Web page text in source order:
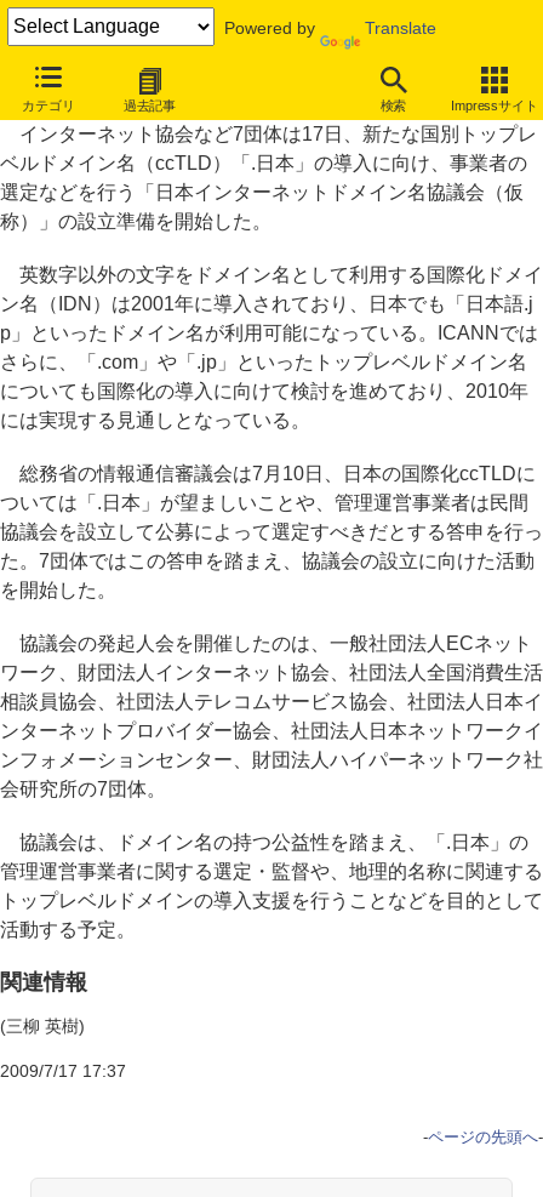
Powered by Translate
カテゴリ 過去記事 検索 Impressサイト
「.日本」ドメイン名導入に向け、事業者選定協議会が設立準備
インターネット協会など7団体は17日、新たな国別トップレ
ベルドメイン名（ccTLD）「.日本」の導入に向け、事業者の
選定などを行う「日本インターネットドメイン名協議会（仮
称）」の設立準備を開始した。
英数字以外の文字をドメイン名として利用する国際化ドメイ
ン名（IDN）は2001年に導入されており、日本でも「日本語.j
p」といったドメイン名が利用可能になっている。ICANNでは
さらに、「.com」や「.jp」といったトップレベルドメイン名
についても国際化の導入に向けて検討を進めており、2010年
には実現する見通しとなっている。
総務省の情報通信審議会は7月10日、日本の国際化ccTLDに
ついては「.日本」が望ましいことや、管理運営事業者は民間
協議会を設立して公募によって選定すべきだとする答申を行っ
た。7団体ではこの答申を踏まえ、協議会の設立に向けた活動
を開始した。
協議会の発起人会を開催したのは、一般社団法人ECネット
ワーク、財団法人インターネット協会、社団法人全国消費生活
相談員協会、社団法人テレコムサービス協会、社団法人日本イ
ンターネットプロバイダー協会、社団法人日本ネットワークイ
ンフォメーションセンター、財団法人ハイパーネットワーク社
会研究所の7団体。
協議会は、ドメイン名の持つ公益性を踏まえ、「.日本」の
管理運営事業者に関する選定・監督や、地理的名称に関連する
トップレベルドメインの導入支援を行うことなどを目的として
活動する予定。
関連情報
(三柳 英樹)
2009/7/17 17:37
-ページの先頭へ-